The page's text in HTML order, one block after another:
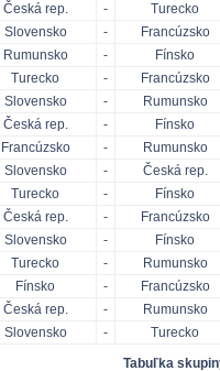
Česká rep.
-
Turecko
Slovensko
-
Francúzsko
Rumunsko
-
Fínsko
Turecko
-
Francúzsko
Slovensko
-
Rumunsko
Česká rep.
-
Fínsko
Francúzsko
-
Rumunsko
Slovensko
-
Česká rep.
Turecko
-
Fínsko
Česká rep.
-
Francúzsko
Slovensko
-
Fínsko
Turecko
-
Rumunsko
Fínsko
-
Francúzsko
Česká rep.
-
Rumunsko
Slovensko
-
Turecko
Tabuľka